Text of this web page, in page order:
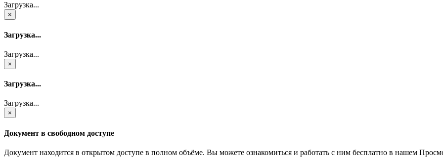
Загрузка...
×
Загрузка...
Загрузка...
×
Загрузка...
Загрузка...
×
Документ в свободном доступе
Документ находится в открытом доступе в полном объёме. Вы можете ознакомиться и работать с ним бесплатно в нашем